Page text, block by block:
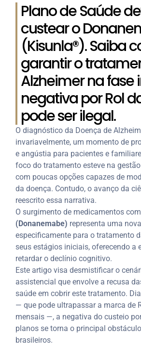
Plano de Saúde
custear o
(Kisunla®). Saiba
garantir o
Alzheimer na fase
negativa por Rol
pode ser ilegal.
O diagnóstico da Doença de
invariavelmente, um momento de
e angústia para pacientes e
foco do tratamento esteve na
com poucas opções capazes de
da doença. Contudo, o avanço da
reescrito essa narrativa.
O surgimento de medicamentos
(Donanemabe) representa uma
especificamente para o tratamento
seus estágios iniciais, oferecendo a
retardar o declínio cognitivo.
Este artigo visa desmistificar o
assistencial que envolve a recusa
saúde em cobrir este tratamento.
— que pode ultrapassar a marca de
mensais —, a negativa do custeio
planos se torna o principal
brasileiros.